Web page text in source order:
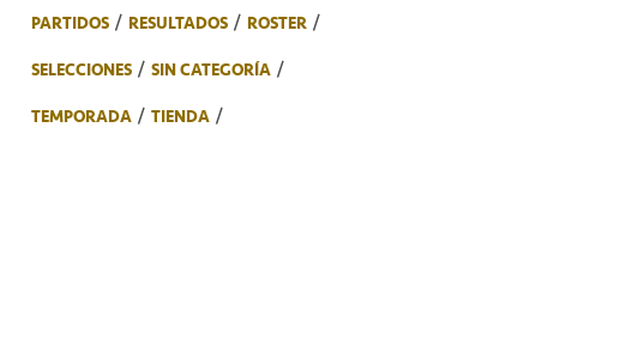
PARTIDOS
RESULTADOS
ROSTER
SELECCIONES
SIN CATEGORÍA
TEMPORADA
TIENDA